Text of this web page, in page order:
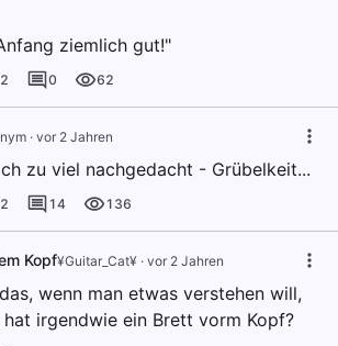
ziemlich gut!"
2 0 62
· vor 2 Jahren
zu viel nachgedacht - Grübelkeit...
2 14 136
Kopf¥Guitar_Cat¥ · vor 2 Jahren
wenn man etwas verstehen will,
hat irgendwie ein Brett vorm Kopf?